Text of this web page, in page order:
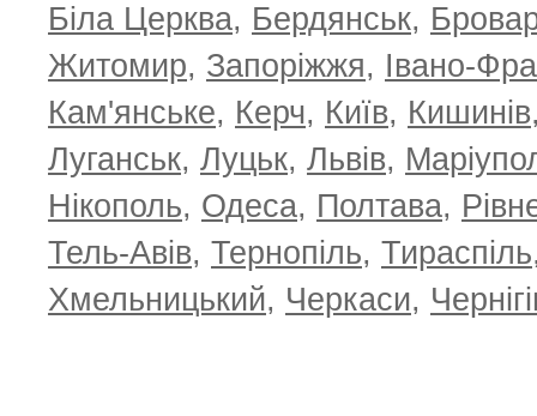
TOP 100 for May 2026 0 +6.59 ТОП 100
+4.30
Біла Церква, Бердянськ,
Житомир, Запоріжжя, Івано-
Кам'янське, Керч, Київ, Кишинів
Луганськ, Луцьк, Львів,
Нікополь, Одеса, Полтава,
Тель-Авів, Тернопіль, Тираспіль
Хмельницький, Черкаси,